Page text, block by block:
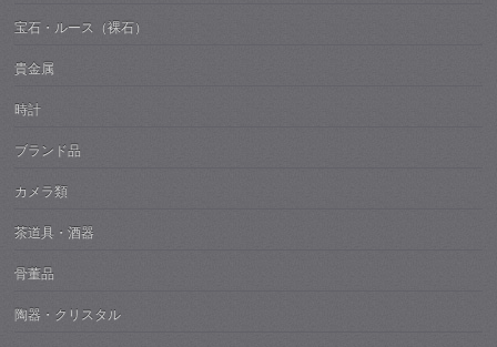
宝石・ルース（裸石）
貴金属
時計
ブランド品
カメラ類
茶道具・酒器
骨董品
陶器・クリスタル